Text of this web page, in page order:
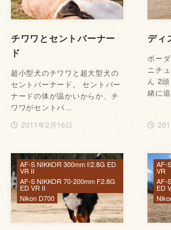
チワワとセントバーナー
ド
超小型犬のチワワと超大型犬の
セントバーナード。 セントバー
ナードの体が温かいからか、チ
ワワがセントバ…
2011年2月16日
ディ
ボー
ニチ
ん 2
緒に
AF-S NIKKOR 300mm f/2.8G ED
VR II
AF-S NIKKOR 70-200mm F2.8G
ED VR II
Nikon D700
AF-
VR
AF-
ED